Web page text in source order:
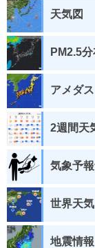
天気図
PM2.5
アメダス
2週間天
気象予
世界天気
地震情報